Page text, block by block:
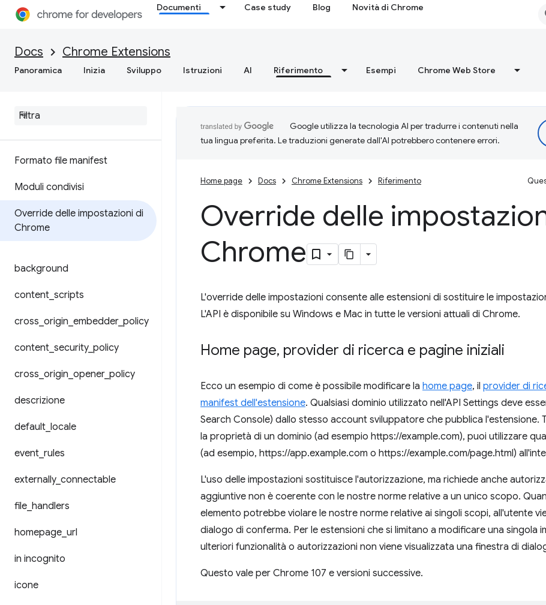
Documenti Case study Blog Novità di Chrome
Docs Chrome Extensions
Panoramica Inizia Sviluppo Istruzioni AI Riferimento Esempi Chrome Web Store
Formato file manifest
Moduli condivisi
Override delle impostazioni di
Chrome
background
content scripts
cross origin embedder_ policy
content security_ policy
cross origin opener_ policy
descrizione
default locale
event rules
externally_ connectable
file handlers
homepage url
in incognito
icone
Google utilizza la tecnologia AI per tradurre i contenuti nella
tua lingua preferita. Le traduzioni generate dall'AI potrebbero contenere errori.
Home page Docs Chrome Extensions Riferimento
Override delle
Chrome
L'override delle impostazioni consente alle estensioni di sostituire le
L'API è disponibile su Windows e Mac in tutte le versioni attuali di Chrome.
Home page, provider di ricerca e pagine iniziali
Ecco un esempio di come è possibile modificare la home page, il provider di
manifest dell'estensione. Qualsiasi dominio utilizzato nell'API Settings deve
Search Console) dallo stesso account sviluppatore che pubblica l'estensione.
la proprietà di un dominio (ad esempio https://example.com), puoi utilizzare
(ad esempio, https://app.example.com o https://example.com/page.html)
L'uso delle impostazioni sostituisce l'autorizzazione, ma richiede anche
aggiuntive non è coerente con le nostre norme relative a un unico scopo.
elemento potrebbe violare le nostre norme relative ai singoli scopi, all'utente
dialogo di conferma. Per le estensioni che si limitano a modificare una singola
ulteriori funzionalità o autorizzazioni non viene visualizzata una finestra di
Questo vale per Chrome 107 e versioni successive.